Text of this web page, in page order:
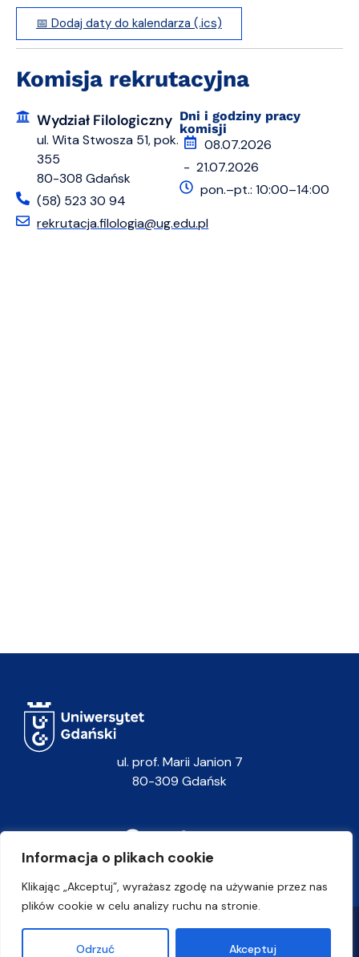
Informacja o plikach cookie
Klikając „Akceptuj”, wyrażasz zgodę na używanie przez nas
plików cookie w celu analizy ruchu na stronie.
Odrzuć Akceptuj
📅 Dodaj daty do kalendarza (.ics)
Komisja rekrutacyjna
Wydział Filologiczny
ul. Wita Stwosza 51, pok.
355
80-308 Gdańsk
(58) 523 30 94
rekrutacja.filologia@ug.edu.pl
Dni i godziny pracy
komisji
08.07.2026
- 21.07.2026
pon.–pt.: 10:00–14:00
ul. prof. Marii Janion 7
80-309 Gdańsk
Polityka prywatności